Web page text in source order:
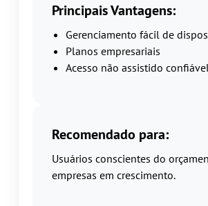
Principais Vantagens:
Gerenciamento fácil de
Planos empresariais
Acesso não assistido confiável
Recomendado para:
Usuários conscientes do
empresas em crescimento.